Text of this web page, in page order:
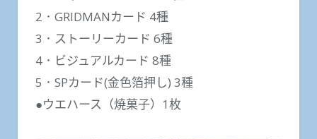
2．GRIDMANカード 4種
3．ストーリーカード 6種
4．ビジュアルカード 8種
5．SPカード(金色箔押し) 3種
●ウエハース（焼菓子）1枚